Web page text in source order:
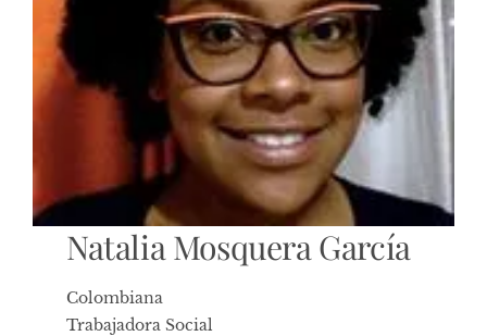
Natalia Mosquera García
Colombiana
Trabajadora Social